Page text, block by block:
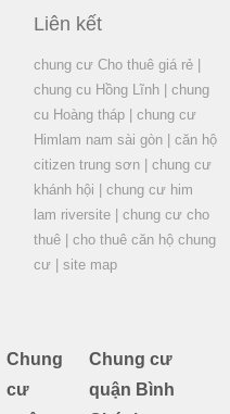
Liên kết
chung cư Cho thuê giá rẻ|
chung cu Hồng Lĩnh| chung
cu Hoàng tháp| chung cư
Himlam nam sài gòn| căn hộ
citizen trung sơn| chung cư
khánh hội
chung cư him
lam riversite| chung cư cho
thuê| cho thuê căn hộ chung
cư| site map
Chung
cư
Chung cư
quận Bình